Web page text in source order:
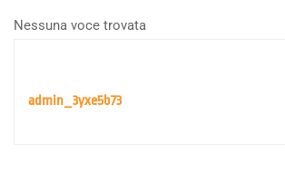
Nessuna voce trovata
admin_3yxe5b73